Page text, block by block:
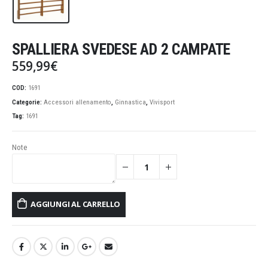
SPALLIERA SVEDESE AD 2 CAMPATE
559,99€
COD: 1691
Categorie: Accessori allenamento, Ginnastica, Vivisport
Tag: 1691
Note
AGGIUNGI AL CARRELLO